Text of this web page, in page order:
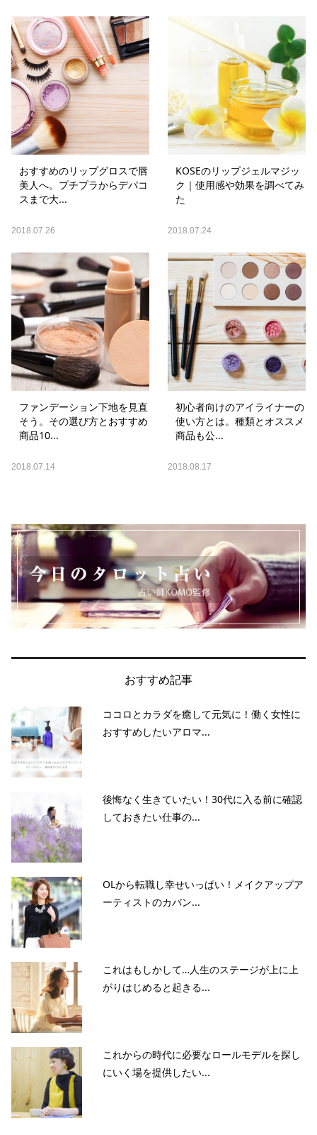
おすすめのリップグロスで唇
美人へ。プチプラからデパコ
スまで大...
2018.07.26
KOSEのリップジェルマジッ
ク｜使用感や効果を調べてみ
た
2018.07.24
ファンデーション下地を見直
そう。その選び方とおすすめ
商品10...
2018.07.14
初心者向けのアイライナーの
使い方とは。種類とオススメ
商品も公...
2018.08.17
おすすめ記事
ココロとカラダを癒して元気に！働く女性に
おすすめしたいアロマ...
後悔なく生きていたい！30代に入る前に確認
しておきたい仕事の...
OLから転職し幸せいっぱい！メイクアップア
ーティストのカバン...
これはもしかして…人生のステージが上に上
がりはじめると起きる...
これからの時代に必要なロールモデルを探し
にいく場を提供したい...